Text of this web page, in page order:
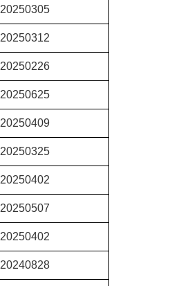
20250305
20250312
20250226
20250625
20250409
20250325
20250402
20250507
20250402
20240828